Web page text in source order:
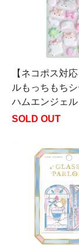
【ネコポス対
ルもっちもち
ハムエンジェル
SOLD OUT